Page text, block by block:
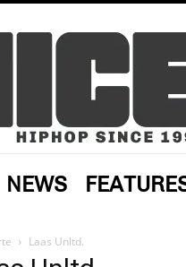
NEWS
Laas Unltd.